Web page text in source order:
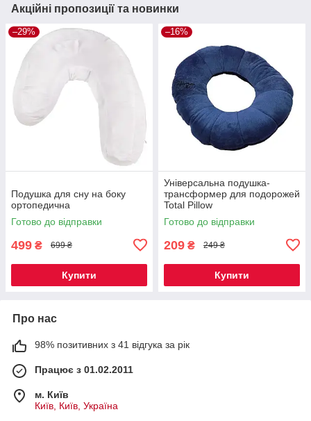
Акційні пропозиції та новинки
–29%
Подушка для сну на боку
ортопедична
Готово до відправки
499 ₴ 699 ₴
Купити
–16%
Універсальна подушка-
трансформер для подорожей
Total Pillow
Готово до відправки
209 ₴ 249 ₴
Купити
Про нас
98% позитивних з 41 відгука за рік
Працює з 01.02.2011
м. Київ
Київ, Київ, Україна